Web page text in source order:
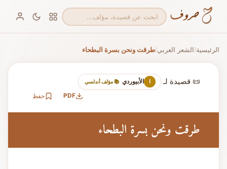
الرئيسية/الشعر العربي/طرقت ونحن بسرة البطحاء
📜 قصيدة لـ ا الأبيوردي 📚 مؤلف أندلسي
PDF حفظ
طرقت ونحن بسرة البطحاء